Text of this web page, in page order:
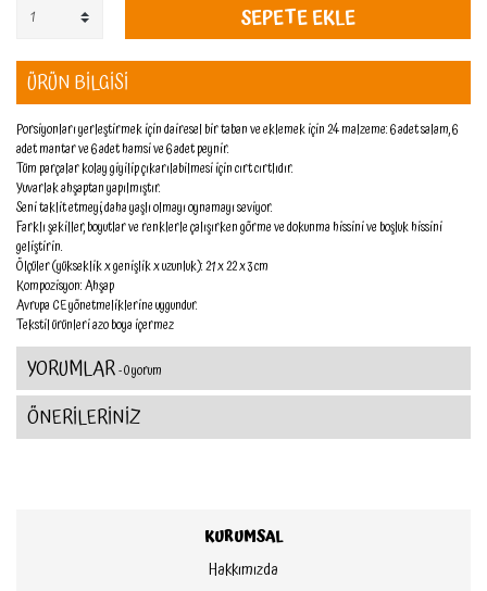
SEPETE EKLE
ÜRÜN BİLGİSİ
Porsiyonları yerleştirmek için dairesel bir taban ve eklemek için 24 malzeme: 6 adet salam, 6
adet mantar ve 6 adet hamsi ve 6 adet peynir.
Tüm parçalar kolay giyilip çıkarılabilmesi için cırt cırtlıdır.
Yuvarlak ahşaptan yapılmıştır.
Seni taklit etmeyi, daha yaşlı olmayı oynamayı seviyor.
Farklı şekiller, boyutlar ve renklerle çalışırken görme ve dokunma hissini ve boşluk hissini
geliştirin.
Ölçüler (yükseklik x genişlik x uzunluk): 21 x 22 x 3 cm
Kompozisyon: Ahşap
Avrupa CE yönetmeliklerine uygundur.
Tekstil ürünleri azo boya içermez
YORUMLAR- 0 yorum
ÖNERİLERİNİZ
KURUMSAL
Hakkımızda